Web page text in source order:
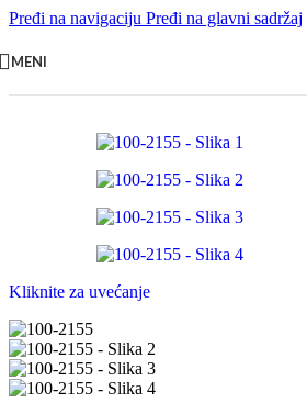
Pređi na navigaciju Pređi na glavni sadržaj
MENI
Kliknite za uvećanje